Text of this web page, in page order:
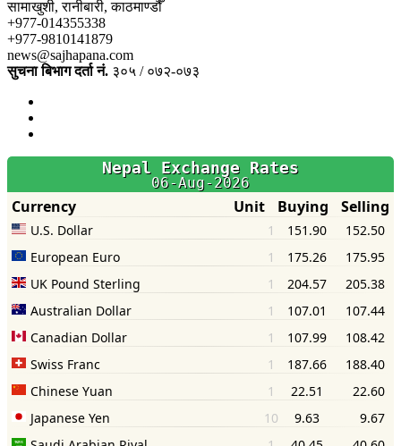
सामाखुशी, रानीबारी, काठमाण्डौँ
+977-014355338
+977-9810141879
news@sajhapana.com
सुचना बिभाग दर्ता नं. ३०५ / ०७२-०७३